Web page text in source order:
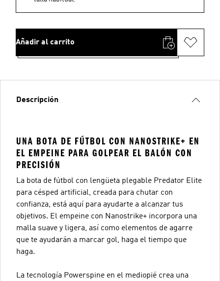
Añadir al carrito
Descripción
UNA BOTA DE FÚTBOL CON NANOSTRIKE+ EN
EL EMPEINE PARA GOLPEAR EL BALÓN CON
PRECISIÓN
La bota de fútbol con lengüeta plegable Predator Elite
para césped artificial, creada para chutar con
confianza, está aquí para ayudarte a alcanzar tus
objetivos. El empeine con Nanostrike+ incorpora una
malla suave y ligera, así como elementos de agarre
que te ayudarán a marcar gol, haga el tiempo que
haga.
La tecnología Powerspine en el mediopié crea una